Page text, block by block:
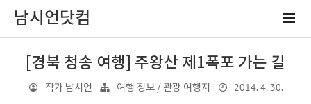
남시언닷컴
[경북 청송 여행] 주왕산 제1폭포 가는 길
작가 남시언 여행 정보 / 관광 여행지 2014. 4. 30.